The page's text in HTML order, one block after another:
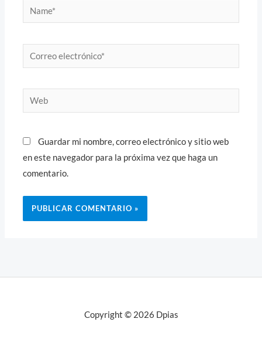
Name*
Correo
electrónico*
Web
Guardar mi nombre, correo electrónico y sitio web
en este navegador para la próxima vez que haga un
comentario.
Copyright © 2026 Dpias